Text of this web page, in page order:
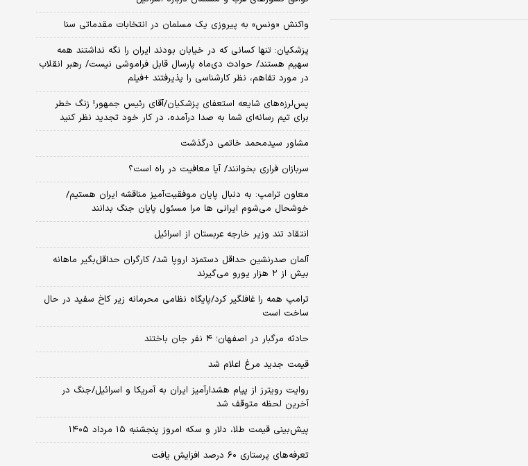
واکنش «ونس» به پیروزی یک مسلمان در انتخابات مقدماتی سنا
پزشکیان: تنها کسانی که در خیابان بودند ایران را نگه نداشتند همه
سهیم هستند/ حوادث دی‌ماه پارسال قابل فراموشی نیست/ رهبر انقلاب
در مورد تفاهم، نظر کارشناسی را پذیرفتند +فیلم
پس‌لرزه‌های شایعه استعفای پزشکیان/آقای رئیس جمهور! زنگ خطر
برای تیم رسانه‌ای شما به صدا درآمده، در کار خود تجدید نظر کنید
مشاور سیدمحمد خاتمی درگذشت
سربازان فراری بخوانند/ آیا معافیت در راه است؟
معاون ترامپ: به دنبال پایان موفقیت‌آمیز مناقشه ایران هستیم/
خوشحال می‌شوم ایرانی ها مرا مسئول پایان جنگ بدانند
انتقاد تند وزیر خارجه عربستان از اسرائیل
آلمان صدرنشین حداقل دستمزد اروپا شد/ کارگران حداقل‌بگیر ماهانه
بیش از ۲ هزار یورو می‌گیرند
ترامپ همه را غافلگیر کرد/پایگاه نظامی محرمانه زیر کاخ سفید در حال
ساخت است
حادثه مرگبار در اصفهان؛ ۴ نفر جان باختند
قیمت جدید مرغ اعلام شد
روایت رویترز از پیام هشدارآمیز ایران به آمریکا و اسرائیل/جنگ در
آخرین لحظه متوقف شد
پیش‌بینی قیمت طلا، دلار و سکه امروز پنجشنبه ۱۵ مرداد ۱۴۰۵
تعرفه‌های پرستاری ۶۰ درصد افزایش یافت